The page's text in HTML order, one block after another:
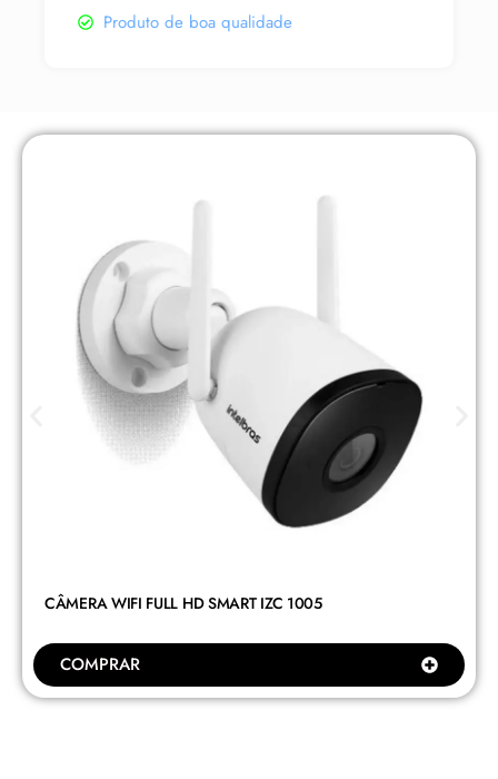
Produto de boa qualidade
CÂMERA WIFI FULL HD SMART IZC 1005
COMPRAR